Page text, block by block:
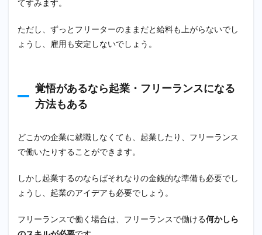
てすみます。
ただし、ずっとフリーターのままだと給料も上がらないでし
ょうし、雇用も安定しないでしょう。
覚悟があるなら起業・フリーランスになる
方法もある
どこかの企業に就職しなくても、起業したり、フリーランス
で働いたりすることができます。
しかし起業するのならばそれなりの金銭的な準備も必要でし
ょうし、起業のアイデアも必要でしょう。
フリーランスで働く場合は、フリーランスで働ける何かしら